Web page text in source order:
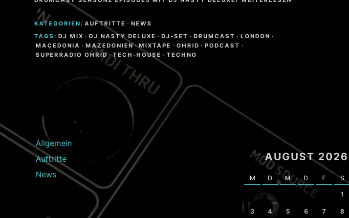
KATEGORIEN: AUFTRITTE · NEWS
TAGS: DJ MIX · DJ NASTY DELUXE · DJ-SET · DRUMCAST · LONDON ·
MACEDONIA · MAZEDONIEN · MIXTAPE · OHRID · PODCAST ·
SUPERRADIO OHRID · TECH-HOUSE · TECHNO
Allgemein
Auftritte
News
AUGUST 2026
M D M D F S
1
3 4 5 6 7 8